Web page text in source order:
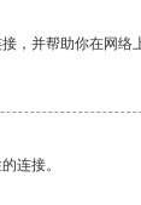
，并帮助你在网络
连接。